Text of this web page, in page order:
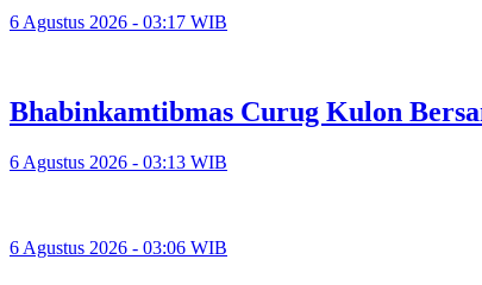
6 Agustus 2026 - 03:17 WIB
Bhabinkamtibmas Curug Kulon
6 Agustus 2026 - 03:13 WIB
6 Agustus 2026 - 03:06 WIB